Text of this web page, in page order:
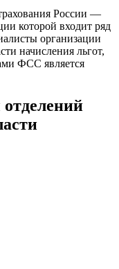
России —
которой входит ряд
организации
начисления льгот,
ФСС является